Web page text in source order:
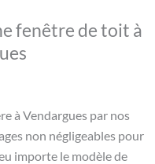
fenêtre de toit à
à Vendargues par nos
non négligeables pour
importe le modèle de